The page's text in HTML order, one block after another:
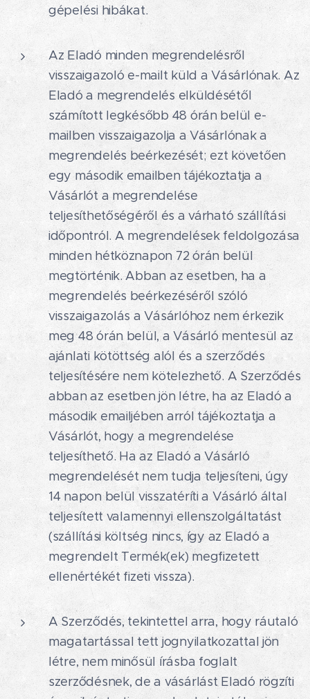
gépelési hibákat.
Az Eladó minden megrendelésről
visszaigazoló e-mailt küld a Vásárlónak. Az
Eladó a megrendelés elküldésétől
számított legkésőbb 48 órán belül e-
mailben visszaigazolja a Vásárlónak a
megrendelés beérkezését; ezt követően
egy második emailben tájékoztatja a
Vásárlót a megrendelése
teljesíthetőségéről és a várható szállítási
időpontról. A megrendelések feldolgozása
minden hétköznapon 72 órán belül
megtörténik. Abban az esetben, ha a
megrendelés beérkezéséről szóló
visszaigazolás a Vásárlóhoz nem érkezik
meg 48 órán belül, a Vásárló mentesül az
ajánlati kötöttség alól és a szerződés
teljesítésére nem kötelezhető. A Szerződés
abban az esetben jön létre, ha az Eladó a
második emailjében arról tájékoztatja a
Vásárlót, hogy a megrendelése
teljesíthető. Ha az Eladó a Vásárló
megrendelését nem tudja teljesíteni, úgy
14 napon belül visszatéríti a Vásárló által
teljesített valamennyi ellenszolgáltatást
(szállítási költség nincs, így az Eladó a
megrendelt Termék(ek) megfizetett
ellenértékét fizeti vissza).
A Szerződés, tekintettel arra, hogy ráutaló
magatartással tett jognyilatkozattal jön
létre, nem minősül írásba foglalt
szerződésnek, de a vásárlást Eladó rögzíti